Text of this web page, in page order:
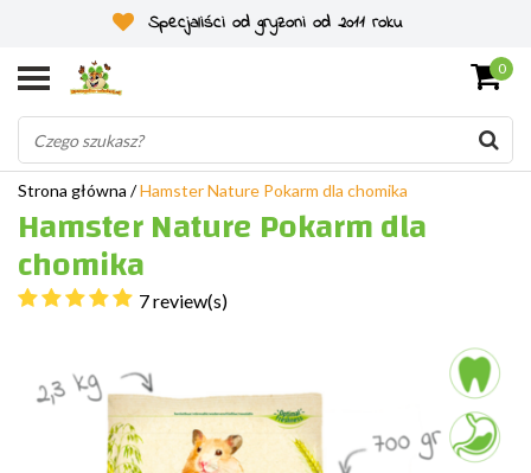
Specjaliści od gryzoni od 2011 roku
0
Strona główna /Hamster Nature Pokarm dla chomika
Hamster Nature Pokarm dla
chomika
7 review(s)